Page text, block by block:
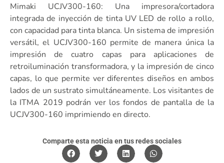
Mimaki UCJV300-160: Una impresora/cortadora
integrada de inyección de tinta UV LED de rollo a rollo,
con capacidad para tinta blanca. Un sistema de impresión
versátil, el UCJV300-160 permite de manera única la
impresión de cuatro capas para aplicaciones de
retroiluminación transformadora, y la impresión de cinco
capas, lo que permite ver diferentes diseños en ambos
lados de un sustrato simultáneamente. Los visitantes de
la ITMA 2019 podrán ver los fondos de pantalla de la
UCJV300-160 imprimiendo en directo.
Comparte esta noticia en tus redes sociales